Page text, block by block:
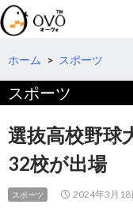
検
索
コ
テ
へ
移
動
ホーム > スポーツ
スポーツ
選抜高校野球
32校が出場
スポーツ 2024年3月18